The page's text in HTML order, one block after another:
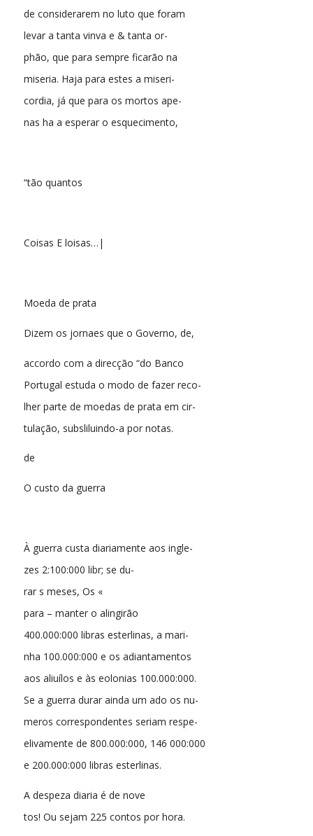
de considerarem no luto que foram
levar a tanta vinva e & tanta or-
phão, que para sempre ficarão na
miseria. Haja para estes a miseri-
cordia, já que para os mortos ape-
nas ha a esperar o esquecimento,
“tão quantos
Coisas E loisas…|
Moeda de prata
Dizem os jornaes que o Governo, de,
accordo com a direcção “do Banco
Portugal estuda o modo de fazer reco-
lher parte de moedas de prata em cir-
tulação, subsliluindo-a por notas.
de
O custo da guerra
À guerra custa diariamente aos ingle-
zes 2:100:000 libr; se du-
rar s meses, Os «
para – manter o alingirão
400.000:000 libras esterlinas, a mari-
nha 100.000:000 e os adiantamentos
aos aliuílos e às eolonias 100.000:000.
Se a guerra durar ainda um ado os nu-
meros correspondentes seriam respe-
elivamente de 800.000:000, 146 000:000
e 200.000:000 libras esterlinas.
A despeza diaria é de nove
tos! Ou sejam 225 contos por hora.